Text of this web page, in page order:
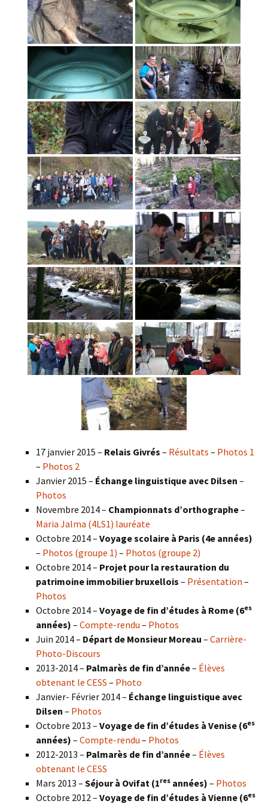
17 janvier 2015 – Relais Givrés – Résultats – Photos 1
– Photos 2
Janvier 2015 – Échange linguistique avec Dilsen –
Photos
Novembre 2014 – Championnats d’orthographe–
Maria Jalma (4LS1) lauréate
Octobre 2014 – Voyage scolaire à Paris (4e années)
– Photos (groupe 1) – Photos (groupe 2)
Octobre 2014 – Projet pour la restauration du
patrimoine immobilier bruxellois – Présentation –
Photos
Octobre 2014 – Voyage de fin d’études à Rome (6es
années) – Compte-rendu – Photos
Juin 2014 – Départ de Monsieur Moreau – Carrière-
Photo-Discours
2013-2014 – Palmarès de fin d’année– Élèves
obtenant le CESS – Photo
Janvier- Février 2014 – Échange linguistique avec
Dilsen – Photos
Octobre 2013 – Voyage de fin d’études à Venise (6es
années) – Compte-rendu – Photos
2012-2013 – Palmarès de fin d’année– Élèves
obtenant le CESS
Mars 2013 – Séjour à Ovifat (1res années) – Photos
Octobre 2012 – Voyage de fin d’études à Vienne (6es